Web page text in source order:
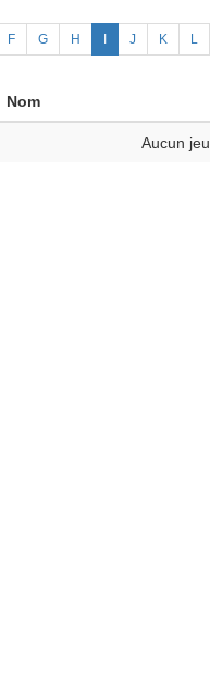
F G H J K L
Nom
Aucun